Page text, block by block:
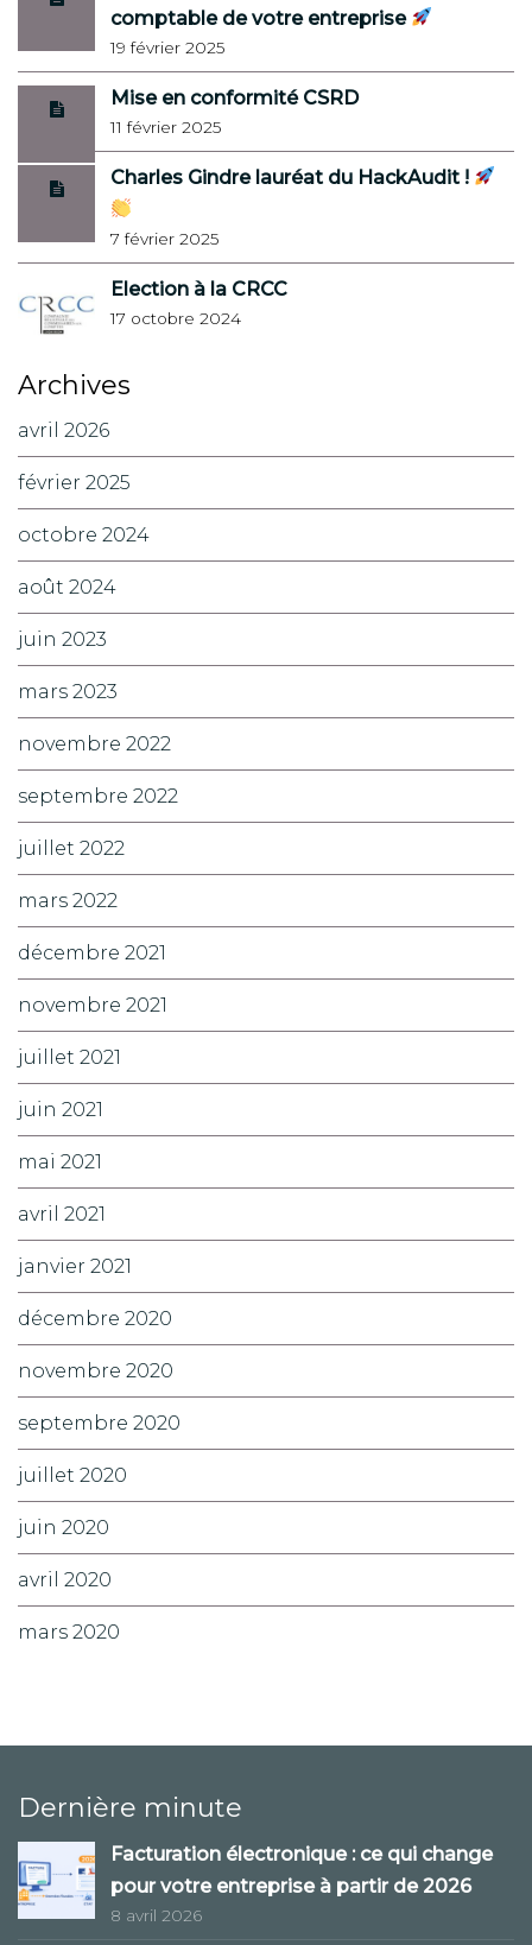
comptable de votre entreprise
19 février 2025
Mise en conformité CSRD
11 février 2025
Charles Gindre lauréat du HackAudit !
7 février 2025
Election à la CRCC
17 octobre 2024
Archives
avril 2026
février 2025
octobre 2024
août 2024
juin 2023
mars 2023
novembre 2022
septembre 2022
juillet 2022
mars 2022
décembre 2021
novembre 2021
juillet 2021
juin 2021
mai 2021
avril 2021
janvier 2021
décembre 2020
novembre 2020
septembre 2020
juillet 2020
juin 2020
avril 2020
mars 2020
Dernière minute
Facturation électronique : ce qui change
pour votre entreprise à partir de 2026
8 avril 2026